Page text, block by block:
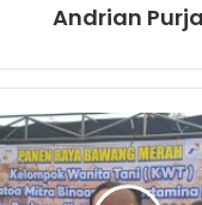
Andrian Purja